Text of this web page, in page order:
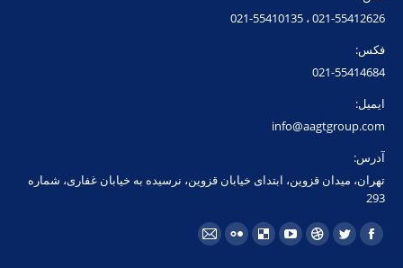
021-55412626 ، 021-55410135
فکس:
021-55414684
ایمیل:
info@aagtgroup.com
آدرس:
تهران، میدان قزوین، ابتدای خیابان قزوین، نرسیده به خیابان غفاری، شماره
293
مارا در اینجا پیدا کنید:
فیسبوکتوئیترDribbbleیوتیوبDelicious
فلیکرایمیل